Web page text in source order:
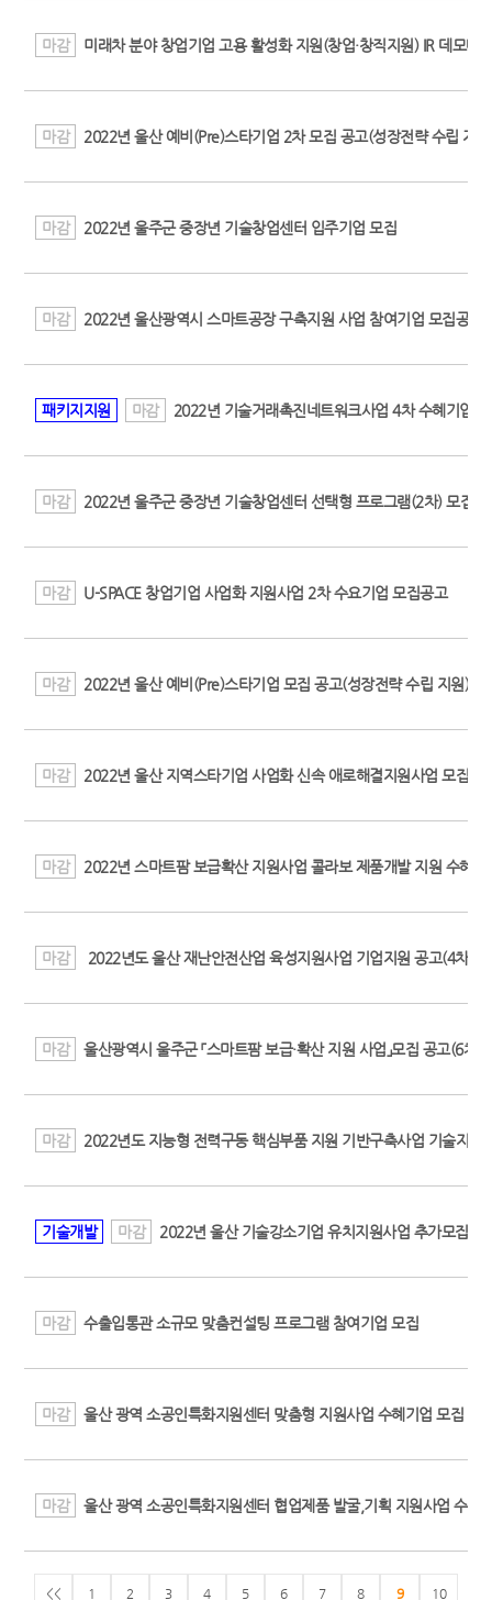
마감 미래차 분야 창업기업 고용 활성화 지원(창업·창직지원) IR 데모
마감 2022년 울산 예비(Pre)스타기업 2차 모집 공고(성장전략 수립 지
마감 2022년 울주군 중장년 기술창업센터 입주기업 모집
마감 2022년 울산광역시 스마트공장 구축지원 사업 참여기업 모집공고
패키지지원 마감 2022년 기술거래촉진네트워크사업 4차 수혜기업
마감 2022년 울주군 중장년 기술창업센터 선택형 프로그램(2차) 모집
마감 U-SPACE 창업기업 사업화 지원사업 2차 수요기업 모집공고
마감 2022년 울산 예비(Pre)스타기업 모집 공고(성장전략 수립 지원)
마감 2022년 울산 지역스타기업 사업화 신속 애로해결지원사업 모집
마감 2022년 스마트팜 보급확산 지원사업 콜라보 제품개발 지원 수혜기
마감 2022년도 울산 재난안전산업 육성지원사업 기업지원 공고(4차)
마감 울산광역시 울주군 「스마트팜 보급·확산 지원 사업」모집 공고(6차)
마감 2022년도 지능형 전력구동 핵심부품 지원 기반구축사업 기술지원
기술개발 마감 2022년 울산 기술강소기업 유치지원사업 추가모집 공
마감 수출입통관 소규모 맞춤컨설팅 프로그램 참여기업 모집
마감 울산 광역 소공인특화지원센터 맞춤형 지원사업 수혜기업 모집 상
마감 울산 광역 소공인특화지원센터 협업제품 발굴,기획 지원사업 수혜
<< 1 2 3 4 5 6 7 8 9 10